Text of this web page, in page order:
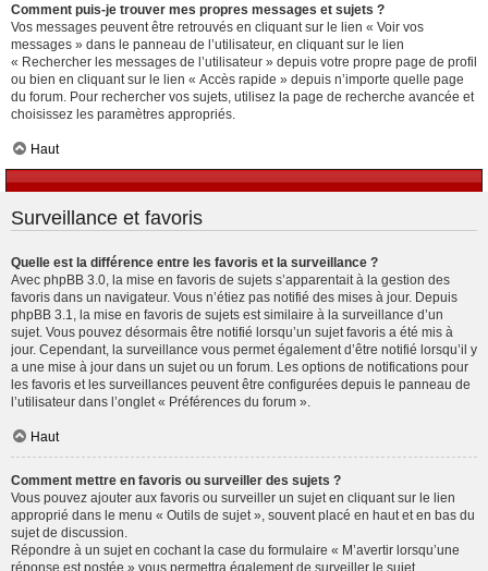
Comment puis-je trouver mes propres messages et sujets ?
Vos messages peuvent être retrouvés en cliquant sur le lien « Voir vos
messages » dans le panneau de l’utilisateur, en cliquant sur le lien
« Rechercher les messages de l’utilisateur » depuis votre propre page de profil
ou bien en cliquant sur le lien « Accès rapide » depuis n’importe quelle page
du forum. Pour rechercher vos sujets, utilisez la page de recherche avancée et
choisissez les paramètres appropriés.
Haut
Surveillance et favoris
Quelle est la différence entre les favoris et la surveillance ?
Avec phpBB 3.0, la mise en favoris de sujets s’apparentait à la gestion des
favoris dans un navigateur. Vous n’étiez pas notifié des mises à jour. Depuis
phpBB 3.1, la mise en favoris de sujets est similaire à la surveillance d’un
sujet. Vous pouvez désormais être notifié lorsqu’un sujet favoris a été mis à
jour. Cependant, la surveillance vous permet également d’être notifié lorsqu’il y
a une mise à jour dans un sujet ou un forum. Les options de notifications pour
les favoris et les surveillances peuvent être configurées depuis le panneau de
l’utilisateur dans l’onglet « Préférences du forum ».
Haut
Comment mettre en favoris ou surveiller des sujets ?
Vous pouvez ajouter aux favoris ou surveiller un sujet en cliquant sur le lien
approprié dans le menu « Outils de sujet », souvent placé en haut et en bas du
sujet de discussion.
Répondre à un sujet en cochant la case du formulaire « M’avertir lorsqu’une
réponse est postée » vous permettra également de surveiller le sujet.